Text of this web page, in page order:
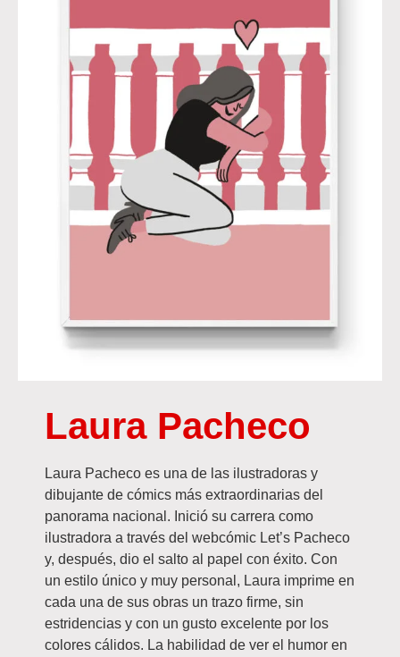
Laura Pacheco
Laura Pacheco es una de las ilustradoras y
dibujante de cómics más extraordinarias del
panorama nacional. Inició su carrera como
ilustradora a través del webcómic Let’s Pacheco
y, después, dio el salto al papel con éxito. Con
un estilo único y muy personal, Laura imprime en
cada una de sus obras un trazo firme, sin
estridencias y con un gusto excelente por los
colores cálidos. La habilidad de ver el humor en